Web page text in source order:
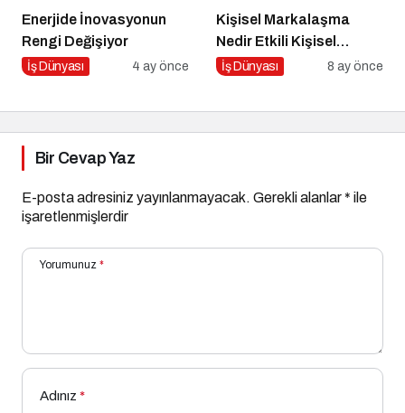
Enerjide İnovasyonun
Rengi Değişiyor
İş Dünyası 4 ay önce
Kişisel Markalaşma
Nedir Etkili Kişisel
Markalaşma için 10 Altın
İş Dünyası 8 ay önce
Bir Cevap Yaz
E-posta adresiniz yayınlanmayacak. Gerekli alanlar* ile
işaretlenmişlerdir
Yorumunuz *
Adınız *